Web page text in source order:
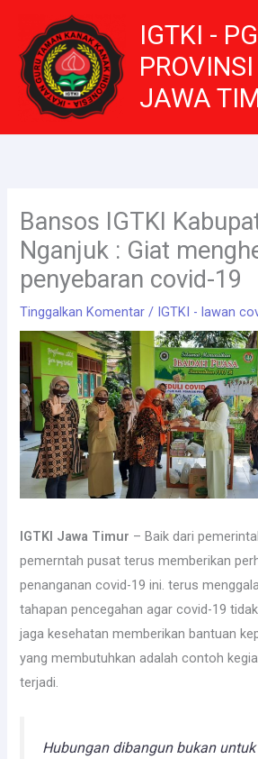
konten
IGTKI -
PROVINSI
JAWA
Bansos IGTKI
Nganjuk : Giat
penyebaran covid-19
Tinggalkan Komentar / IGTKI - lawan
IGTKI Jawa Timur – Baik dari
pemerntah pusat terus memberikan
penanganan covid-19 ini. terus
tahapan pencegahan agar covid-19
jaga kesehatan memberikan bantuan
yang membutuhkan adalah contoh
terjadi.
Hubungan dibangun bukan